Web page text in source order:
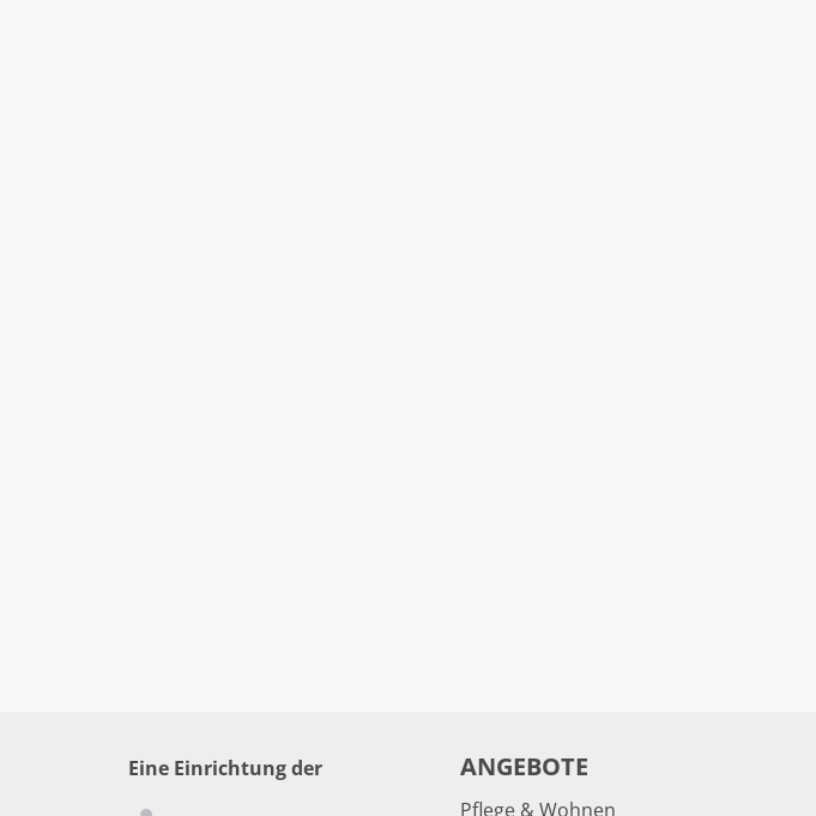
Eine Einrichtung der ANGEBOTE
Pflege & Wohnen